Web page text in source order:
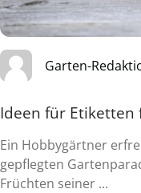
Garten-
Ideen für
Ein Hobbygärtner
gepflegten
Früchten seiner ...